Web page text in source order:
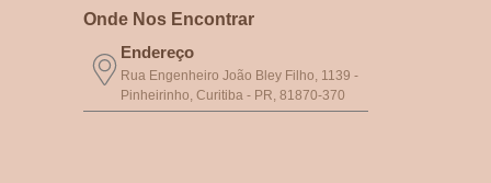
Onde Nos Encontrar
Endereço
Rua Engenheiro João Bley Filho, 1139 -
Pinheirinho, Curitiba - PR, 81870-370